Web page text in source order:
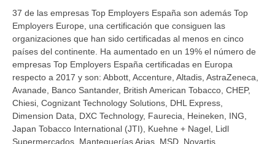
37 de las empresas Top Employers España son además Top
Employers Europe, una certificación que consiguen las
organizaciones que han sido certificadas al menos en cinco
países del continente. Ha aumentado en un 19% el número de
empresas Top Employers España certificadas en Europa
respecto a 2017 y son: Abbott, Accenture, Altadis, AstraZeneca,
Avanade, Banco Santander, British American Tobacco, CHEP,
Chiesi, Cognizant Technology Solutions, DHL Express,
Dimension Data, DXC Technology, Faurecia, Heineken, ING,
Japan Tobacco International (JTI), Kuehne + Nagel, Lidl
Supermercados, Mantequerías Arias, MSD, Novartis